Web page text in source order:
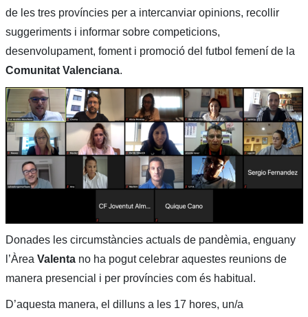
de les tres províncies per a intercanviar opinions, recollir
suggeriments i informar sobre competicions,
desenvolupament, foment i promoció del futbol femení de la
Comunitat Valenciana.
Donades les circumstàncies actuals de pandèmia, enguany
l’Àrea Valenta no ha pogut celebrar aquestes reunions de
manera presencial i per províncies com és habitual.
D’aquesta manera, el dilluns a les 17 hores, un/a